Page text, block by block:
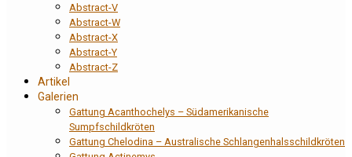
Abstract-V
Abstract-W
Abstract-X
Abstract-Y
Abstract-Z
Artikel
Galerien
Gattung Acanthochelys – Südamerikanische
Sumpfschildkröten
Gattung Chelodina – Australische Schlangenhalsschildkröten